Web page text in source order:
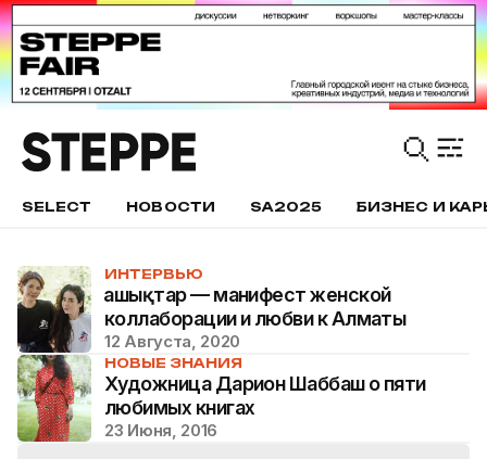
SELECT НОВОСТИ SA2025 БИЗНЕС И
ИНТЕРВЬЮ
Ғашықтар — манифест женской
коллаборации и любви к Алматы
12 Августа, 2020
НОВЫЕ ЗНАНИЯ
Художница Дарион Шаббаш о пяти
любимых книгах
23 Июня, 2016